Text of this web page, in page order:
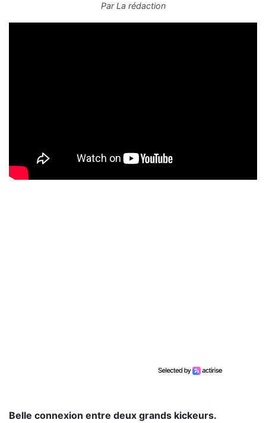
ParLa rédaction
Belle connexion entre deux grands kickeurs.